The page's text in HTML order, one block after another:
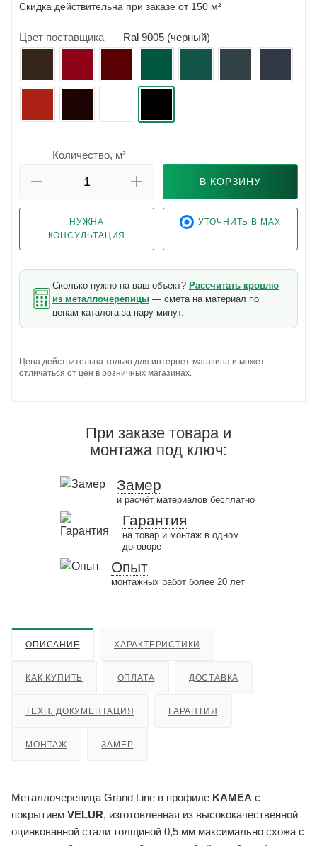
Скидка действительна при заказе от 150 м²
Цвет поставщика — Ral 9005 (черный)
Количество, м²
В КОРЗИНУ
НУЖНА
КОНСУЛЬТАЦИЯ
УТОЧНИТЬ В MAX
Сколько нужно на ваш объект? Рассчитать кровлю
из металлочерепицы — смета на материал по
ценам каталога за пару минут.
Цена действительна только для интернет-магазина и может
отличаться от цен в розничных магазинах.
При заказе товара и
монтажа под ключ:
Замер
и расчёт материалов бесплатно
Гарантия
на товар и монтаж в одном
договоре
Опыт
монтажных работ более 20 лет
ОПИСАНИЕ ХАРАКТЕРИСТИКИ
КАК КУПИТЬ ОПЛАТА ДОСТАВКА
ТЕХН. ДОКУМЕНТАЦИЯ ГАРАНТИЯ
МОНТАЖ ЗАМЕР
Металлочерепица Grand Line в профиле KAMEA с
покрытием VELUR, изготовленная из высококачественной
оцинкованной стали толщиной 0,5 мм максимально схожа с